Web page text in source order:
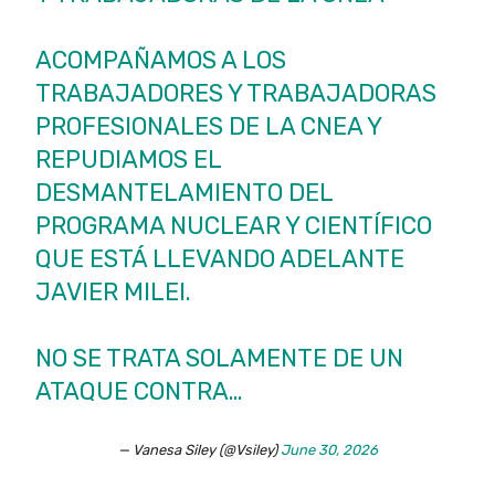
ACOMPAÑAMOS A LOS
TRABAJADORES Y TRABAJADORAS
PROFESIONALES DE LA CNEA Y
REPUDIAMOS EL
DESMANTELAMIENTO DEL
PROGRAMA NUCLEAR Y CIENTÍFICO
QUE ESTÁ LLEVANDO ADELANTE
JAVIER MILEI.
NO SE TRATA SOLAMENTE DE UN
ATAQUE CONTRA…
— Vanesa Siley (@Vsiley)June 30, 2026